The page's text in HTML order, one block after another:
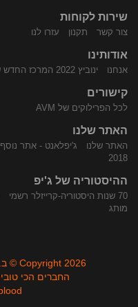
שירות לקוחות
צור קשר תקנון עזרו לנו
אודותינו
אנחנו ינוביץ 2022 המרכז החדש שלנו
קישורים
לכל הפרילוקים של AVM
האתר שלנו
האתר שלנו ג'יפלאנט - אתר
2018
ההיסטוריה של ג'יפ
70 שנות היסטוריה-קרייזלר רשמי
מותג
Copyright 2026 © ב. ינוביץ חלפים ואביזרים לגי'פ.
החברים הכי